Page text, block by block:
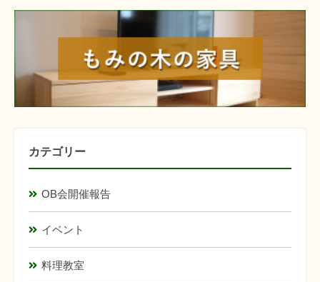
カテゴリー
OB会開催報告
イベント
料理教室